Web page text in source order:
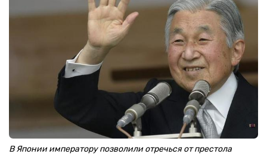
В Японии императору позволили отречься от престола